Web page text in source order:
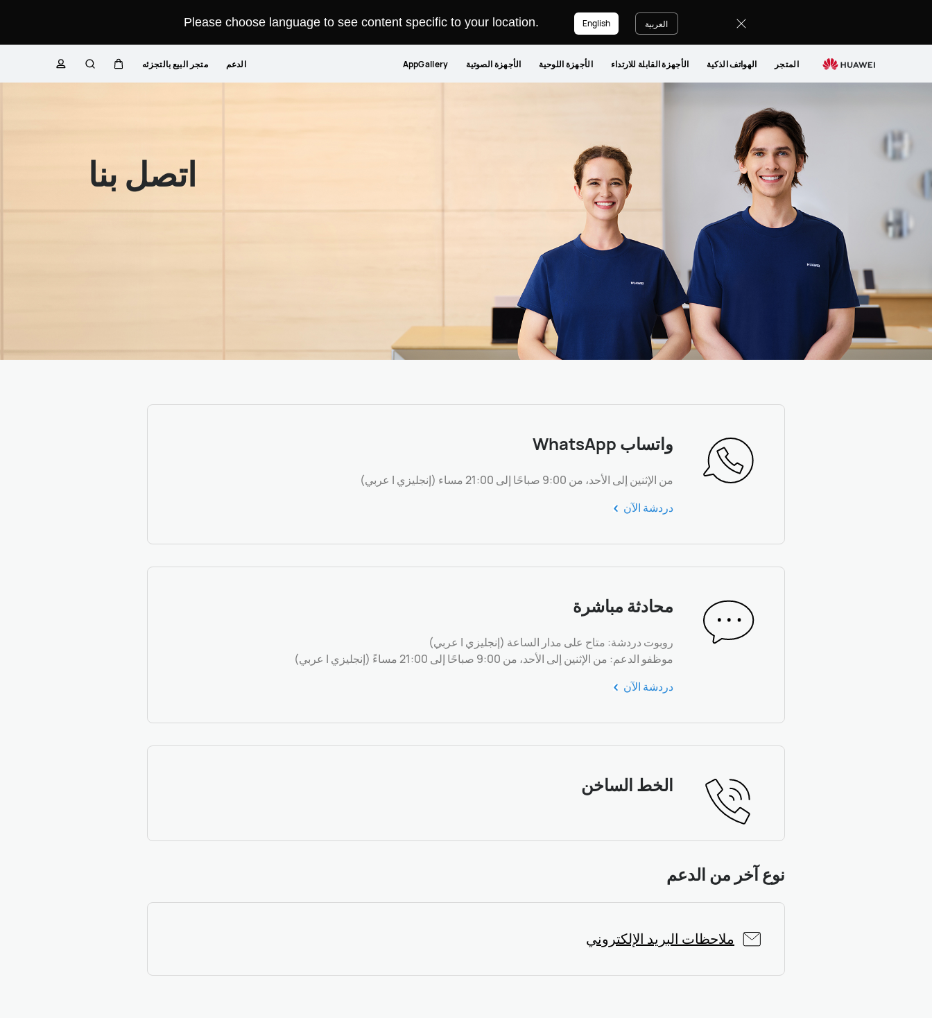
هواوي
Please choose language to see content specific to your location. العربية English
المتجر الهواتف الذكية الأجهزة القابلة للارتداء الأجهزة اللوحية الأجهزة الصوتية AppGallery الدعم متجر البيع بالتجزئه
عربة البحثملف
اتصل بنا
واتساب WhatsApp
من الإثنين إلى الأحد، من 9:00 صباحًا إلى 21:00 مساء (إنجليزي | عربي)
دردشة الآن
محادثة مباشرة
روبوت دردشة: متاح على مدار الساعة (إنجليزي | عربي)
موظفو الدعم: من الإثنين إلى الأحد، من 9:00 صباحًا إلى 21:00 مساءً (إنجليزي | عربي)
دردشة الآن
الخط الساخن
نوع آخر من الدعم
ملاحظات البريد الإلكتروني